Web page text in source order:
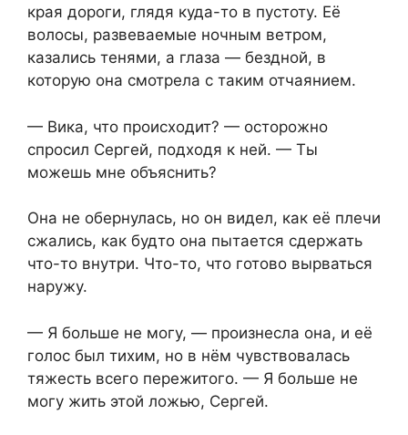
края дороги, глядя куда-то в пустоту. Её
волосы, развеваемые ночным ветром,
казались тенями, а глаза — бездной, в
которую она смотрела с таким отчаянием.
— Вика, что происходит? — осторожно
спросил Сергей, подходя к ней. — Ты
можешь мне объяснить?
Она не обернулась, но он видел, как её плечи
сжались, как будто она пытается сдержать
что-то внутри. Что-то, что готово вырваться
наружу.
— Я больше не могу, — произнесла она, и её
голос был тихим, но в нём чувствовалась
тяжесть всего пережитого. — Я больше не
могу жить этой ложью, Сергей.